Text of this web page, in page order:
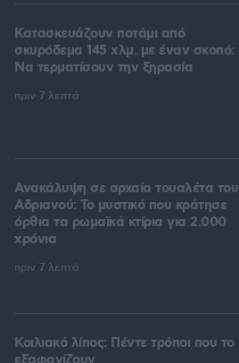
Κατασκευάζουν ποτάμι από
σκυρόδεμα 145 χλμ. με έναν σκοπό:
Να τερματίσουν την ξηρασία
πριν 7 λεπτά
Ανακάλυψη σε αρχαία τουαλέτα του
Αδριανού: Το μυστικό που κράτησε
όρθια τα ρωμαϊκά κτίρια για 2.000
χρόνια
πριν 7 λεπτά
Κοιλιακό λίπος: Πέντε τρόποι που το